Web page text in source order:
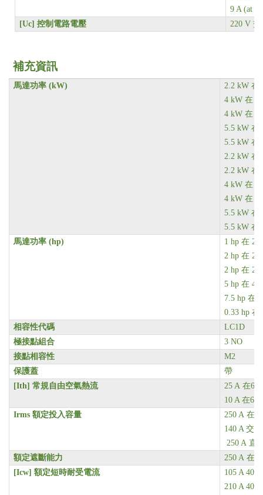
9 A (at
[Uc] 控制電路電壓 220 V 交
補充資訊
馬達功率 (kW)
2.2 kW 在
4 kW 在
4 kW 在
5.5 kW 在
5.5 kW 在
2.2 kW 在
2.2 kW 在
4 kW 在
4 kW 在
5.5 kW 在
5.5 kW 在
馬達功率 (hp)
1 hp 在
2 hp 在
2 hp 在
5 hp 在
7.5 hp 在
0.33 hp 在
相容性代碼
LC1D
極接點組合
3 NO
接點相容性
M2
保護蓋
帶
[Ith]常規自由空氣熱流
25 A 在60
10 A 在60
Irms額定投入容量
250 A 在
140 A 交
250 A 直
額定遮斷能力
250 A 在
[Icw]額定短時耐受電流
105 A 40
210 A 40